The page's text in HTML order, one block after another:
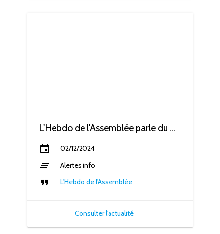
L'Hebdo de l'Assemblée parle du GEBS
event
02/12/2024
clear_all Alertes info
format_quote L'Hebdo de l'Assemblée
Consulter l'actualité